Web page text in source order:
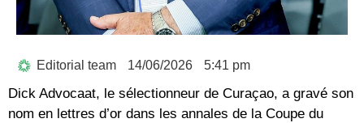
Editorial team 14/06/2026 5:41 pm
Dick Advocaat, le sélectionneur de Curaçao, a gravé son
nom en lettres d’or dans les annales de la Coupe du